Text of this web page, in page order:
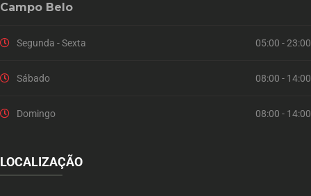
Campo Belo
Segunda - Sexta 05:00 - 23:00
Sábado 08:00 - 14:00
Domingo 08:00 - 14:00
LOCALIZAÇÃO